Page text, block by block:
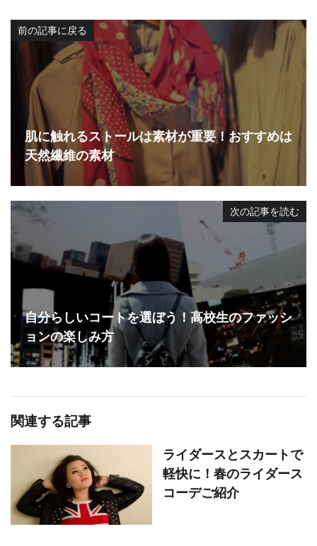
前の記事に戻る
肌に触れるストールは素材が重要！おすすめは
天然繊維の素材
次の記事を読む
自分らしいコートを選ぼう！高校生のファッシ
ョンの楽しみ方
関連する記事
ライダースとスカートで
軽快に！春のライダース
コーデご紹介